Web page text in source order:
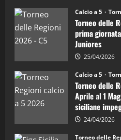
5 Juniores
è
d’Italia
Calcio a 5
Torneo delle
prima
Juniores
25/04/2026
Calcio a 5
Torneo delle
Aprile al 1
siciliane
24/04/2026
Torneo delle